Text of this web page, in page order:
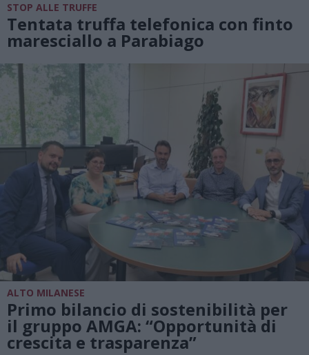
STOP ALLE TRUFFE
Tentata truffa telefonica con finto
maresciallo a Parabiago
ALTO MILANESE
Primo bilancio di sostenibilità per
il gruppo AMGA: “Opportunità di
crescita e trasparenza”